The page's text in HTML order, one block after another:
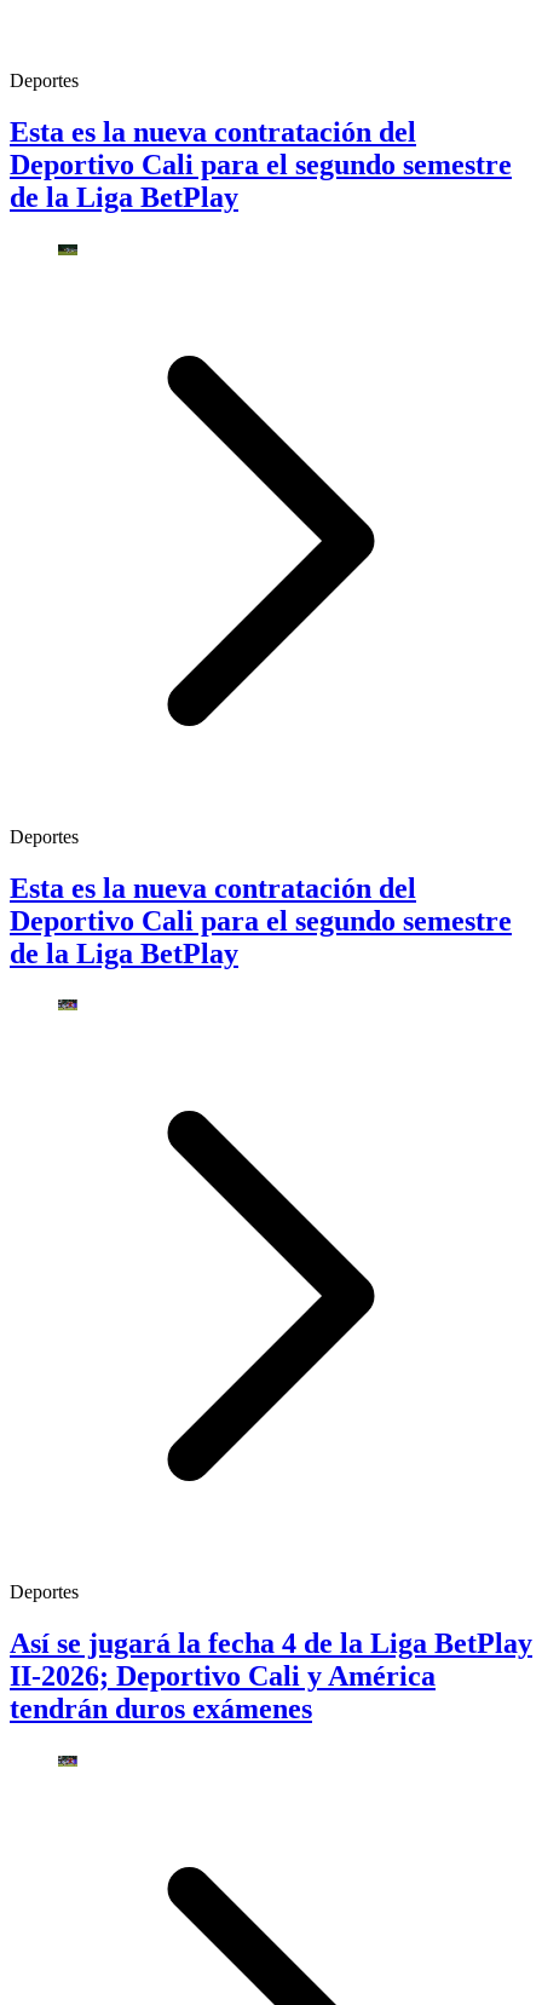
Deportes
Esta es la nueva contratación del
Deportivo Cali para el segundo semestre
de la Liga BetPlay
Deportes
Esta es la nueva contratación del
Deportivo Cali para el segundo semestre
de la Liga BetPlay
Deportes
Así se jugará la fecha 4 de la Liga BetPlay
II-2026; Deportivo Cali y América
tendrán duros exámenes